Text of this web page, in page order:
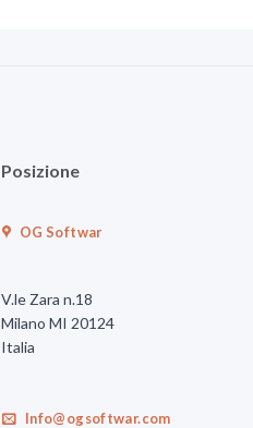
Posizione
OG Softwar
V.le Zara n.18
Milano MI 20124
Italia
Info@ogsoftwar.com